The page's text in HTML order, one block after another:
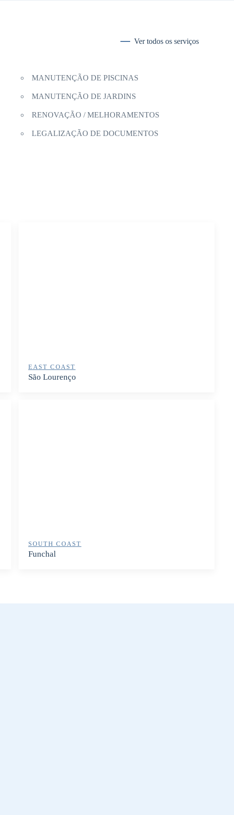
Ver todos os serviços
MANUTENÇÃO DE PISCINAS
MANUTENÇÃO DE JARDINS
RENOVAÇÃO / MELHORAMENTOS
LEGALIZAÇÃO DE DOCUMENTOS
EAST COAST
São Lourenço
SOUTH COAST
Funchal